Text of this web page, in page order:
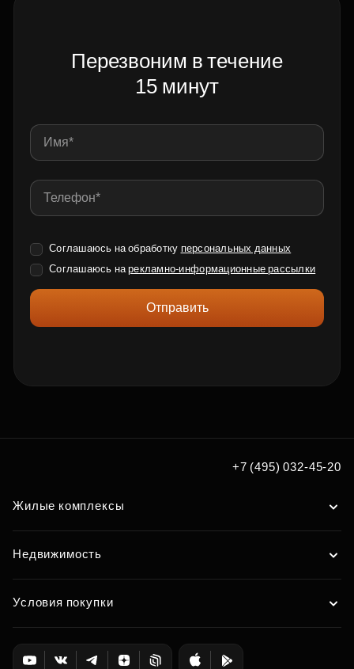
Перезвоним в течение
15 минут
Соглашаюсь на обработку персональных данных
Соглашаюсь нарекламно-информационные рассылки
Отправить
+7 (495) 032-45-20
Жилые комплексы
Недвижимость
Условия покупки